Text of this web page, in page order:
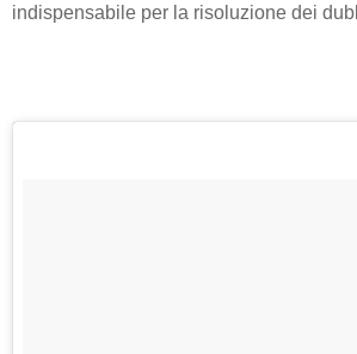
indispensabile per la risoluzione dei